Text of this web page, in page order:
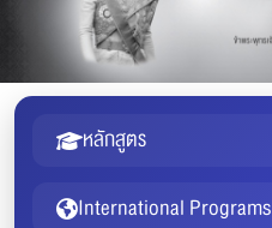
หลักสูตร
International Programs